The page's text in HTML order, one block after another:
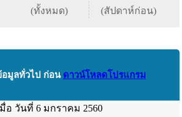
(ทั้งหมด) (สัปดาห์ก่อน)
มูลทั่วไป ก่อน ดาวน์โหลดโปรแกรม
อ วันที่ 6 มกราคม 2560